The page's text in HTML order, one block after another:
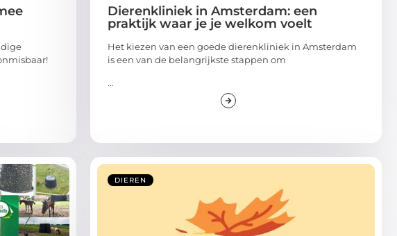
Dierenkliniek in Amsterdam: een
praktijk waar je je welkom voelt
Het kiezen van een goede dierenkliniek in Amsterdam
is een van de belangrijkste stappen om
...
DIEREN